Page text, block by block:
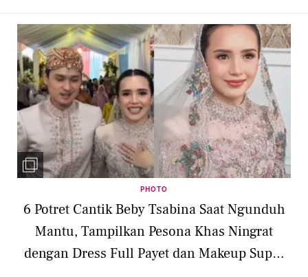
PHOTO
6 Potret Cantik Beby Tsabina Saat Ngunduh
Mantu, Tampilkan Pesona Khas Ningrat
dengan Dress Full Payet dan Makeup Super